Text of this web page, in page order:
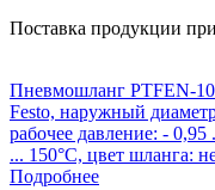
Поставка продукции
Пневмошланг PTFEN-
Festo, наружный
рабочее давление: - 0,95
... 150°C, цвет шланга:
Подробнее